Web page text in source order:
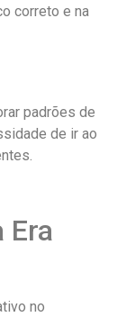
correto e na
padrões de
de ir ao
Era
no